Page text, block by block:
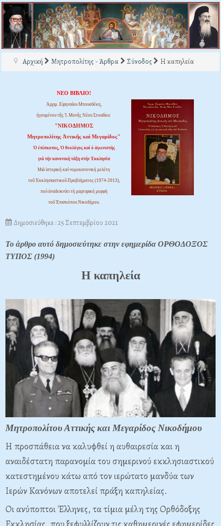
Αρχική Μητροπολίτης - Άρθρα Σύνοδος Η καπηλεία
ΝΕΟ ΒΙΒΛΙΟ!
Ἀρχιμ. Εἰρηναίου Μπουσδέκη,
ἡγουμένου τῆς Ἱ. Μονῆς Νέου Στουδίου:
"ΝΙΚΟΔΗΜΟΣ
Μητροπολίτης Ἀττικῆς καί Μεγαρίδος"
Ὁ ἐπίσκοπος, Ὁ θεολόγος καί ὁ ἀγωνιστής
γιά τήν κανονική τάξη στήν Ἐκκλησία
Μιά ἱστορική καί νομοκανονική μελέτη
τοῦ Ἐκκλησιαστικοῦ Προβλήματος (1974-2013),
πού ἀναδεικνύει τή μαρτυρική μορφή
τοῦ Ἐπισκόπου Νικοδήμου.
Δημοσιεύθηκε : 25 Σεπτεμβρίου 2021
Το άρθρο αυτό δημοσιεύτηκε στην εφημερίδα ΟΡΘΟΔΟΞΟΣ
ΤΥΠΟΣ (1994)
Η καπηλεία
Μητροπολίτου Αττικής και Μεγαρίδος Νικοδήμου
Η προσπάθεια να καλυφθεί η αυθαιρεσία και η
αναιδέστατη παρανομία του σημερινού εκκλησιαστικού
κατεστημένου κάτω από τον ιερώτατο μανδύα των
Ιερών Κανόνων αποτελεί πράξη καπηλείας.
Οι ανύποπτοι Έλληνες, τα τίμια μέλη της Ορθόδοξης